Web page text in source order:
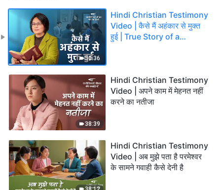
30:36
Hindi Christian Testimony
Video | कैसे मैं अहंकार से मुक्त
हुई | True Story of a
38:39
Hindi Christian Testimony
Video | अपने काम में मेहनत नहीं
करने का नतीजा
Hindi Christian Testimony
Video | अब मुझे पता है परमेश्वर
के सामने गवाही कैसे देनी है